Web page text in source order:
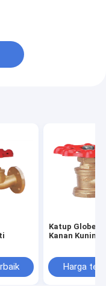
Katup Globe
Kanan
Harga